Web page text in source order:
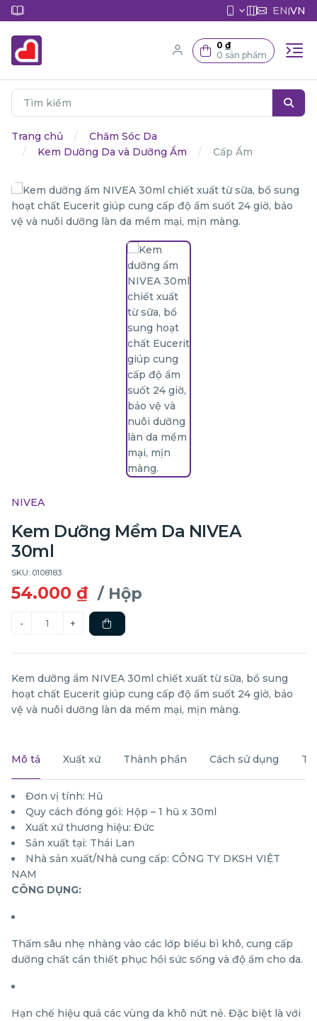
EN|VN
0 ₫
0 sản phẩm
Trang chủ
Chăm Sóc Da
Kem Dưỡng Da và Dưỡng Ẩm
Cấp Ẩm
NIVEA
Kem Dưỡng Mềm Da NIVEA
30ml
SKU: 0108183
54.000 ₫ / Hộp
Kem dưỡng ẩm NIVEA 30ml chiết xuất từ sữa, bổ sung
hoạt chất Eucerit giúp cung cấp độ ẩm suốt 24 giờ, bảo
vệ và nuôi dưỡng làn da mềm mại, mịn màng.
Mô tả Xuất xứ Thành phần Cách sử dụng
Đơn vị tính: Hũ
Quy cách đóng gói: Hộp – 1 hũ x 30ml
Xuất xứ thương hiệu: Đức
Sản xuất tại: Thái Lan
Nhà sản xuất/Nhà cung cấp: CÔNG TY DKSH VIỆT
NAM
CÔNG DỤNG:
Thấm sâu nhẹ nhàng vào các lớp biểu bì khô, cung cấp
dưỡng chất cần thiết phục hồi sức sống và độ ẩm cho da.
Hạn chế hiệu quả các vùng da khô nứt nẻ. Đặc biệt là với